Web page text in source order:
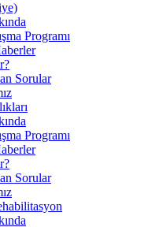
Programı
Sorular
Programı
Sorular